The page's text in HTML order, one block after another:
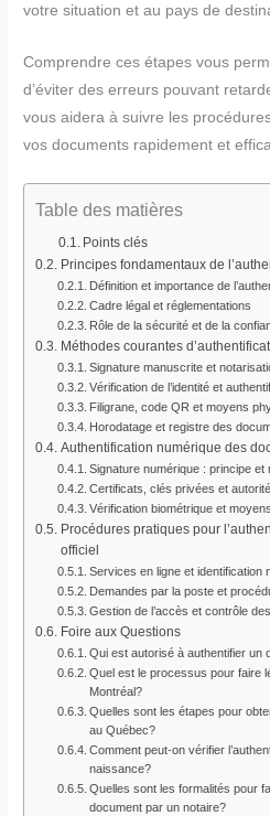
votre situation et au pays de
Comprendre ces étapes vous
d’éviter des erreurs pouvant
vous aidera à suivre les
vos documents rapidement et
Table des matières
Points clés
Principes fondamentaux de
Définition et importance de
Cadre légal et réglementations
Rôle de la sécurité et de la
Méthodes courantes
Signature manuscrite et
Vérification de l’identité et
Filigrane, code QR et moyens
Horodatage et registre des
Authentification numérique des
Signature numérique : principe
Certificats, clés privées et
Vérification biométrique et
Procédures pratiques pour
officiel
Services en ligne et identification
Demandes par la poste et
Gestion de l’accès et contrôle
Foire aux Questions
Qui est autorisé à authentifier un
Quel est le processus pour faire
Montréal?
Quelles sont les étapes pour
au Québec?
Comment peut-on vérifier
naissance?
Quelles sont les formalités pour
document par un notaire?